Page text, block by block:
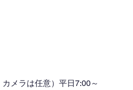
メラは任意）平日7:00～